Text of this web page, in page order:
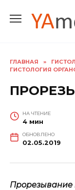
содержанию
ГЛАВНАЯ »
ГИСТОЛОГИЯ
НА ЧТЕНИЕ
4 мин
ОБНОВЛЕНО
02.05.2019
Прорезывание